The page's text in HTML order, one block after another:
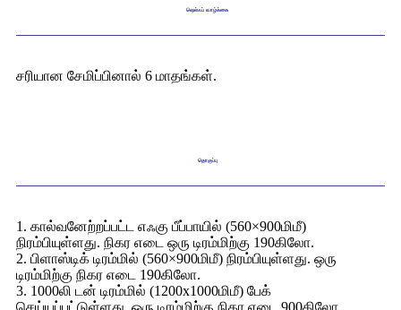
ஷெல்ஃப் வாழ்க்கை
சரியான சேமிப்பினால் 6 மாதங்கள்.
தொகுப்பு
1. கால்வனேற்றப்பட்ட எஃகு பீப்பாயில் (560×900மிமீ)
நிரம்பியுள்ளது. நிகர எடை ஒரு டிரம்மிற்கு 190கிலோ.
2. பிளாஸ்டிக் டிரம்மில் (560×900மிமீ) நிரம்பியுள்ளது. ஒரு
டிரம்மிற்கு நிகர எடை 190கிலோ.
3. 1000லி டன் டிரம்மில் (1200x1000மிமீ) பேக்